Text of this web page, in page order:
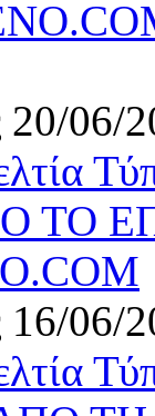
20/06/
ΤΟ
16/06/